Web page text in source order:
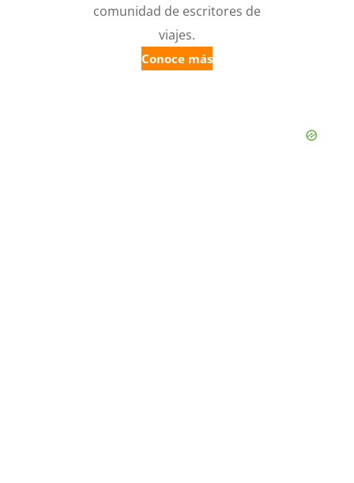
comunidad de escritores de
viajes.
Conoce más